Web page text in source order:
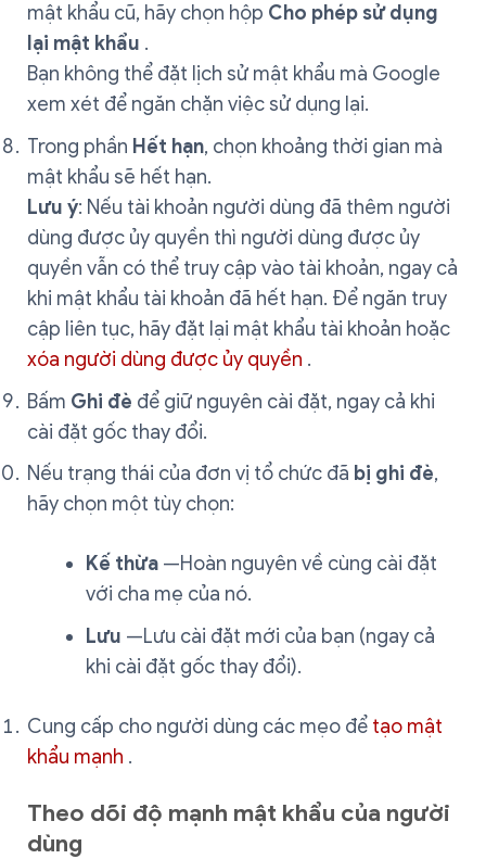
mật khẩu cũ, hãy chọn hộp Cho phép sử dụng
lại mật khẩu .
Bạn không thể đặt lịch sử mật khẩu mà Google
xem xét để ngăn chặn việc sử dụng lại.
Trong phần Hết hạn, chọn khoảng thời gian mà
mật khẩu sẽ hết hạn.
Lưu ý: Nếu tài khoản người dùng đã thêm người
dùng được ủy quyền thì người dùng được ủy
quyền vẫn có thể truy cập vào tài khoản, ngay cả
khi mật khẩu tài khoản đã hết hạn. Để ngăn truy
cập liên tục, hãy đặt lại mật khẩu tài khoản hoặc
xóa người dùng được ủy quyền .
Bấm Ghi đè để giữ nguyên cài đặt, ngay cả khi
cài đặt gốc thay đổi.
Nếu trạng thái của đơn vị tổ chức đã bị ghi đè,
hãy chọn một tùy chọn:
Kế thừa —Hoàn nguyên về cùng cài đặt
với cha mẹ của nó.
Lưu —Lưu cài đặt mới của bạn (ngay cả
khi cài đặt gốc thay đổi).
Cung cấp cho người dùng các mẹo để tạo mật
khẩu mạnh .
Theo dõi độ mạnh mật khẩu của người
dùng